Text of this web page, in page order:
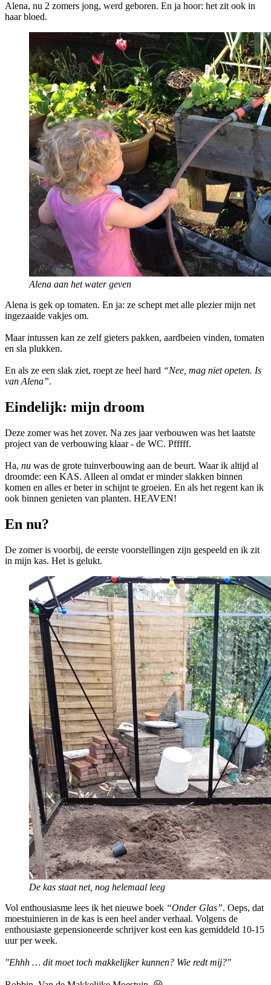
Alena, nu 2 zomers jong, werd geboren. En ja hoor: het zit ook in
haar bloed.
Alena aan het water geven
Alena is gek op tomaten. En ja: ze schept met alle plezier mijn net
ingezaaide vakjes om.
Maar intussen kan ze zelf gieters pakken, aardbeien vinden, tomaten
en sla plukken.
En als ze een slak ziet, roept ze heel hard “Nee, mag niet opeten. Is
van Alena”.
Eindelijk: mijn droom
Deze zomer was het zover. Na zes jaar verbouwen was het laatste
project van de verbouwing klaar - de WC. Pfffff.
Ha, nu was de grote tuinverbouwing aan de beurt. Waar ik altijd al
droomde: een KAS. Alleen al omdat er minder slakken binnen
komen en alles er beter in schijnt te groeien. En als het regent kan ik
ook binnen genieten van planten. HEAVEN!
En nu?
De zomer is voorbij, de eerste voorstellingen zijn gespeeld en ik zit
in mijn kas. Het is gelukt.
De kas staat net, nog helemaal leeg
Vol enthousiasme lees ik het nieuwe boek “Onder Glas”. Oeps, dat
moestuinieren in de kas is een heel ander verhaal. Volgens de
enthousiaste gepensioneerde schrijver kost een kas gemiddeld 10-15
uur per week.
"Ehhh … dit moet toch makkelijker kunnen? Wie redt mij?"